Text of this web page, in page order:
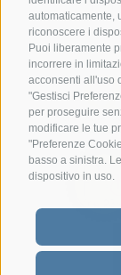
automaticamente,
riconoscere i
Puoi liberamente
incorrere in
acconsenti all'uso
"Gestisci
per proseguire
modificare le tue
"Preferenze
basso a sinistra.
dispositivo in uso.